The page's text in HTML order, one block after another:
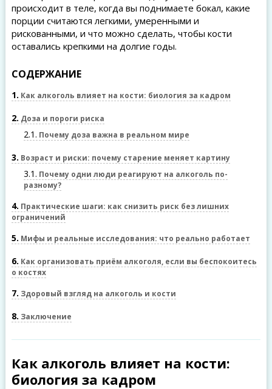
происходит в теле, когда вы поднимаете бокал, какие
порции считаются легкими, умеренными и
рискованными, и что можно сделать, чтобы кости
оставались крепкими на долгие годы.
СОДЕРЖАНИЕ
1 Как алкоголь влияет на кости: биология за кадром
2 Доза и пороги риска
2.1 Почему доза важна в реальном мире
3 Возраст и риски: почему старение меняет картину
3.1 Почему одни люди реагируют на алкоголь по-
разному?
4 Практические шаги: как снизить риск без лишних
ограничений
5 Мифы и реальные исследования: что реально работает
6 Как организовать приём алкоголя, если вы беспокоитесь
о костях
7 Здоровый взгляд на алкоголь и кости
8 Заключение
Как алкоголь влияет на кости:
биология за кадром